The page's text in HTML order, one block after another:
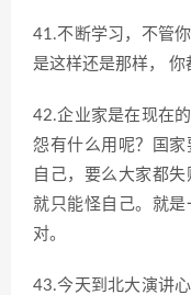
41.不断学习，不管
是这样还是那样， 你
42.企业家是在现在
怨有什么用呢？国
自己，要么大家都
就只能怪自己。就
对。
43.今天到北大演讲